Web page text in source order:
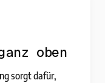
oben
sorgt dafür,